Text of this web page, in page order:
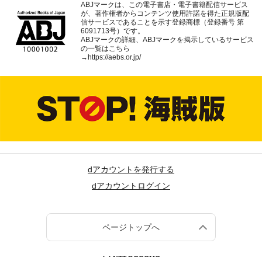
ABJマークは、この電子書店・電子書籍配信サービス
が、著作権者からコンテンツ使用許諾を得た正規版配
信サービスであることを示す登録商標（登録番号 第
6091713号）です。
ABJマークの詳細、ABJマークを掲示しているサービス
の一覧はこちら
→ https://aebs.or.jp/
dアカウントを発行する
dアカウントログイン
ページトップへ